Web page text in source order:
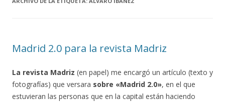
Madrid 2.0 para la revista Madriz
La revista Madriz (en papel) me encargó un artículo (texto y
fotografías) que versara sobre «Madrid 2.0», en el que
estuvieran las personas que en la capital están haciendo